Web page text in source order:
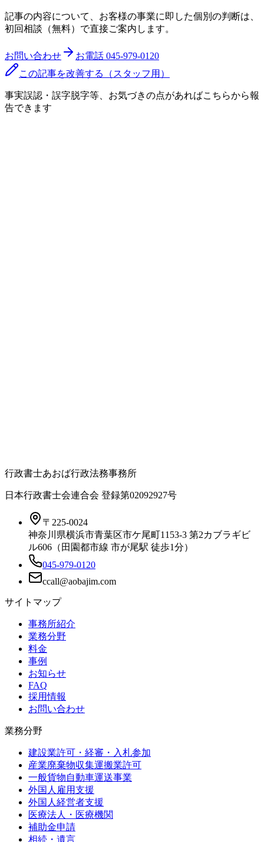
記事の内容について、お客様の事業に即した個別の判断は、
初回相談（無料）で直接ご案内します。
お問い合わせ お電話 045-979-0120
この記事を改善する（スタッフ用）
事実誤認・誤字脱字等、お気づきの点があればこちらから報
告できます
行政書士あおば行政法務事務所
日本行政書士会連合会 登録第02092927号
〒225-0024
神奈川県横浜市青葉区市ケ尾町1153-3 第2カブラギビ
ル606（田園都市線 市が尾駅 徒歩1分）
045-979-0120
サイトマップ
事務所紹介
業務分野
料金
事例
お知らせ
FAQ
採用情報
お問い合わせ
業務分野
建設業許可・経審・入札参加
産業廃棄物収集運搬業許可
一般貨物自動車運送事業
外国人雇用支援
外国人経営者支援
医療法人・医療機関
補助金申請
相続・遺言